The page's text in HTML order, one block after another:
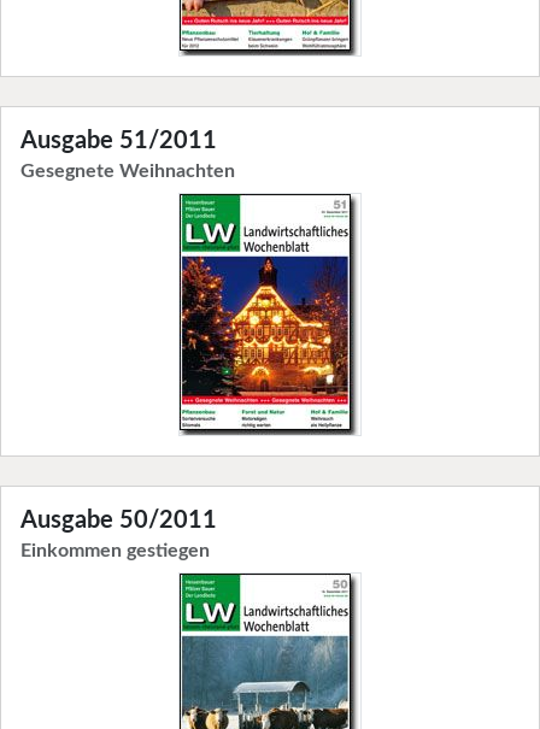
Ausgabe 51/2011
Gesegnete Weihnachten
Ausgabe 50/2011
Einkommen gestiegen